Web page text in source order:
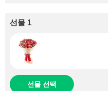
선물 1
선물 선택